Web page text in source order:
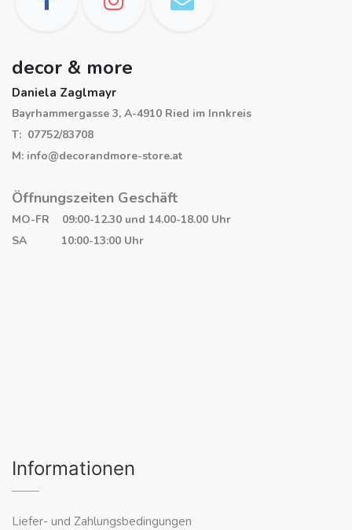
decor & more
Daniela Zaglmayr
Bayrhammergasse 3, A-4910 Ried im Innkreis
T: 07752/83708
M: info@decorandmore-store.at
Öffnungszeiten Geschäft
MO-FR 09:00-12.30 und 14.00-18.00 Uhr
SA 10:00-13:00 Uhr
Informationen
Liefer- und Zahlungsbedingungen